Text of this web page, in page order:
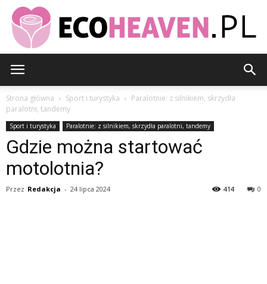
Strona główna Sport i turystyka
Paralotnie: z silnikiem, skrzydła
paralotni, tandemy
Sport i turystyka Paralotnie: z silnikiem, skrzydła paralotni, tandemy
Gdzie można startować
motolotnia?
Przez Redakcja - 24 lipca 2024 0
414